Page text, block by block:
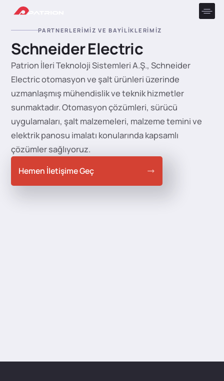
PARTNERLERIMIZ VE BAYILIKLERIMIZ
Schneider Electric
Patrion İleri Teknoloji Sistemleri A.Ş., Schneider
Electric otomasyon ve şalt ürünleri üzerinde
uzmanlaşmış mühendislik ve teknik hizmetler
sunmaktadır. Otomasyon çözümleri, sürücü
uygulamaları, şalt malzemeleri, malzeme temini ve
elektrik panosu imalatı konularında kapsamlı
çözümler sağlıyoruz.
Hemen İletişime Geç